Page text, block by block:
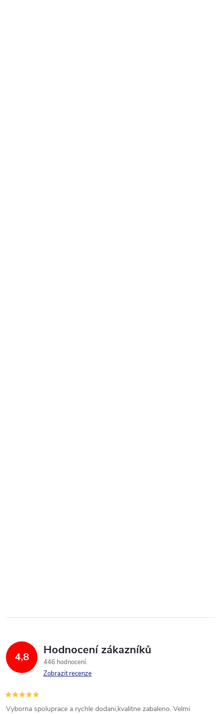
4,8 Hodnocení zákazníků
446 hodnocení
Zobrazit recenze
Vyborna spoluprace a rychle dodani,kvalitne zabaleno. Velmi